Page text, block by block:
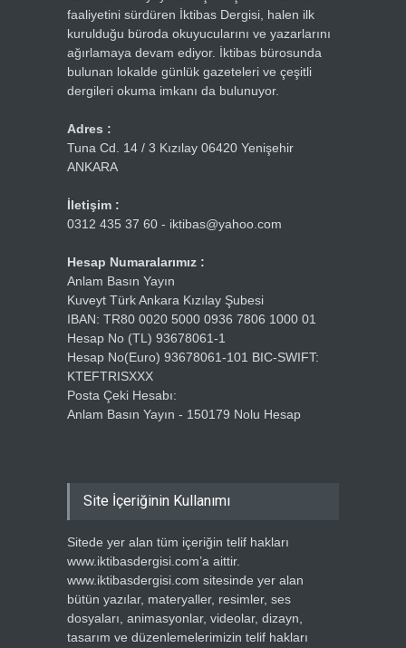
faaliyetini sürdüren İktibas Dergisi, halen ilk
kurulduğu büroda okuyucularını ve yazarlarını
ağırlamaya devam ediyor. İktibas bürosunda
bulunan lokalde günlük gazeteleri ve çeşitli
dergileri okuma imkanı da bulunuyor.
Adres :
Tuna Cd. 14 / 3 Kızılay 06420 Yenişehir
ANKARA
İletişim :
0312 435 37 60 - iktibas@yahoo.com
Hesap Numaralarımız :
Anlam Basın Yayın
Kuveyt Türk Ankara Kızılay Şubesi
IBAN: TR80 0020 5000 0936 7806 1000 01
Hesap No (TL) 93678061-1
Hesap No(Euro) 93678061-101 BIC-SWIFT:
KTEFTRISXXX
Posta Çeki Hesabı:
Anlam Basın Yayın - 150179 Nolu Hesap
Site İçeriğinin Kullanımı
Sitede yer alan tüm içeriğin telif hakları
www.iktibasdergisi.com’a aittir.
www.iktibasdergisi.com sitesinde yer alan
bütün yazılar, materyaller, resimler, ses
dosyaları, animasyonlar, videolar, dizayn,
tasarım ve düzenlemelerimizin telif hakları